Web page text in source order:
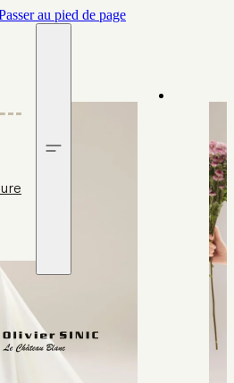
au pied de page